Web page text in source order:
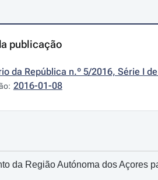
publicação
da República n.º 5/2016, Série I
2016-01-08
da Região Autónoma dos Açores